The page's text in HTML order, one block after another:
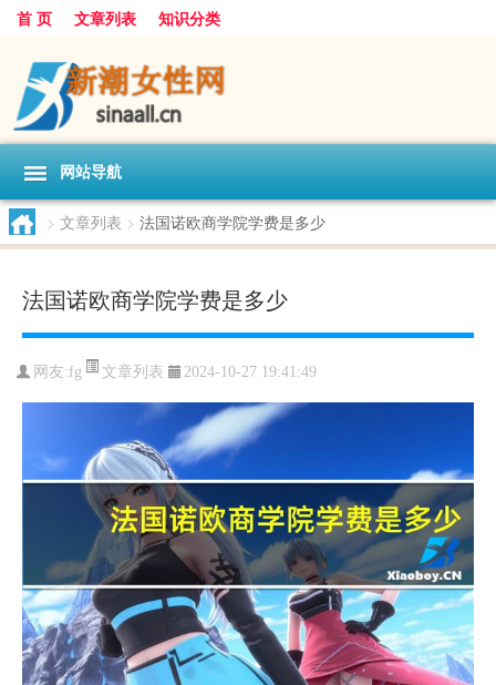
首 页 文章列表 知识分类
网站导航
> 文章列表 > 法国诺欧商学院学费是多少
法国诺欧商学院学费是多少
网友:fg 文章列表 2024-10-27 19:41:49